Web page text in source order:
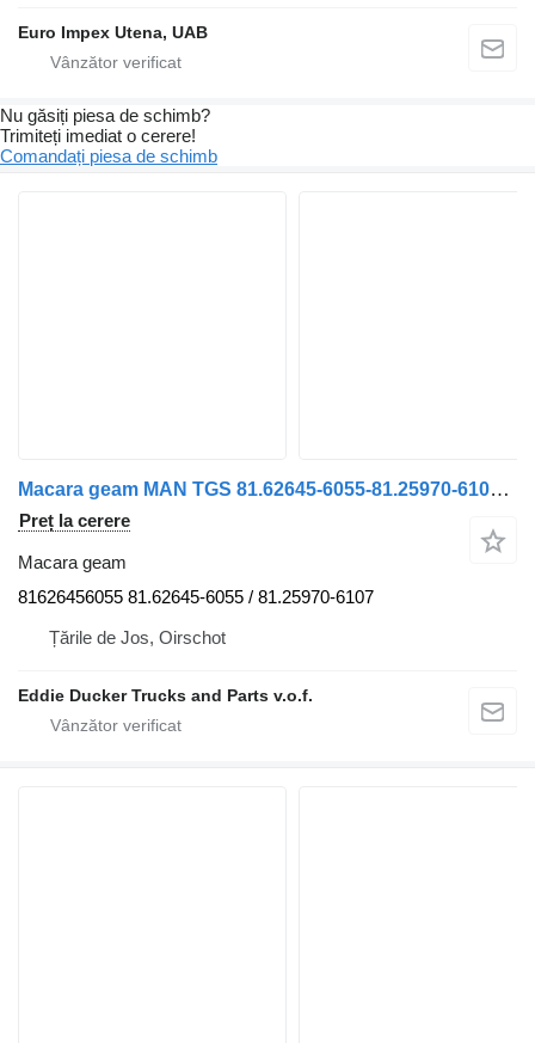
Euro Impex Utena, UAB
Nu găsiți piesa de schimb?
Trimiteți imediat o cerere!
Comandați piesa de schimb
Macara geam MAN TGS 81.62645-6055-81.25970-6107 Mecanism ramă+Motor stânga 81626456055 pentru camion MAN
Preț la cerere
Macara geam
81626456055 81.62645-6055 / 81.25970-6107
Țările de Jos, Oirschot
Eddie Ducker Trucks and Parts v.o.f.